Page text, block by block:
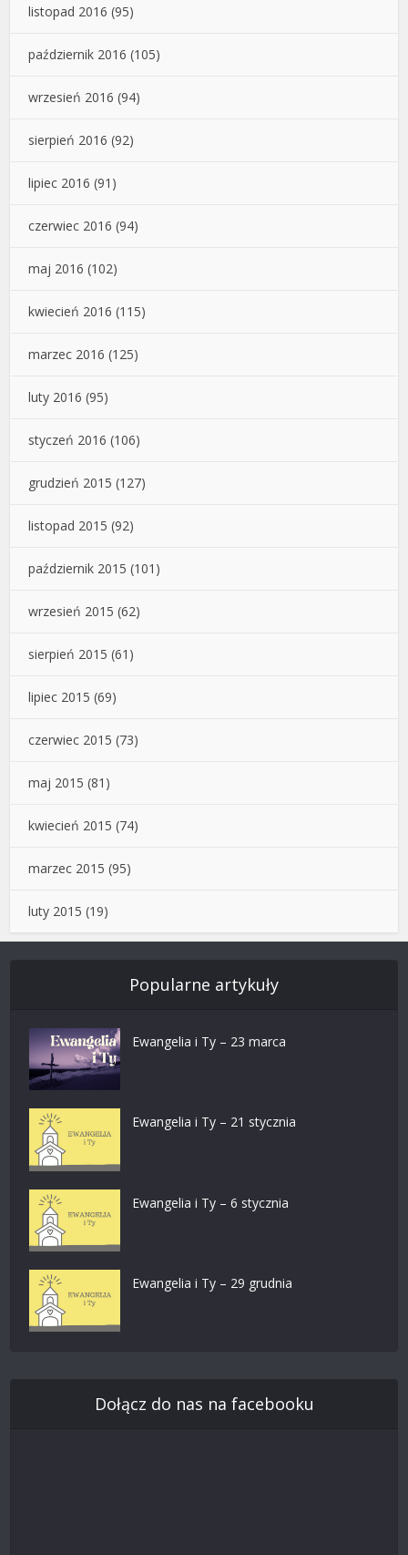
listopad 2016 (95)
październik 2016 (105)
wrzesień 2016 (94)
sierpień 2016 (92)
lipiec 2016 (91)
czerwiec 2016 (94)
maj 2016 (102)
kwiecień 2016 (115)
marzec 2016 (125)
luty 2016 (95)
styczeń 2016 (106)
grudzień 2015 (127)
listopad 2015 (92)
październik 2015 (101)
wrzesień 2015 (62)
sierpień 2015 (61)
lipiec 2015 (69)
czerwiec 2015 (73)
maj 2015 (81)
kwiecień 2015 (74)
marzec 2015 (95)
luty 2015 (19)
Popularne artykuły
Ewangelia i Ty – 23 marca
Ewangelia i Ty – 21 stycznia
Ewangelia i Ty – 6 stycznia
Ewangelia i Ty – 29 grudnia
Dołącz do nas na facebooku